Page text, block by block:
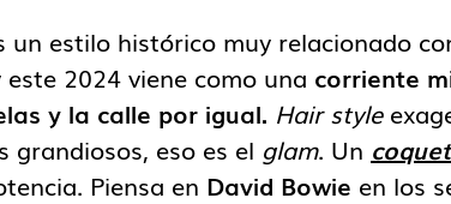
un estilo histórico muy relacionado
2024 viene como una corriente
y la calle por igual. Hair style
grandiosos, eso es el glam. Un
Piensa en David Bowie en los